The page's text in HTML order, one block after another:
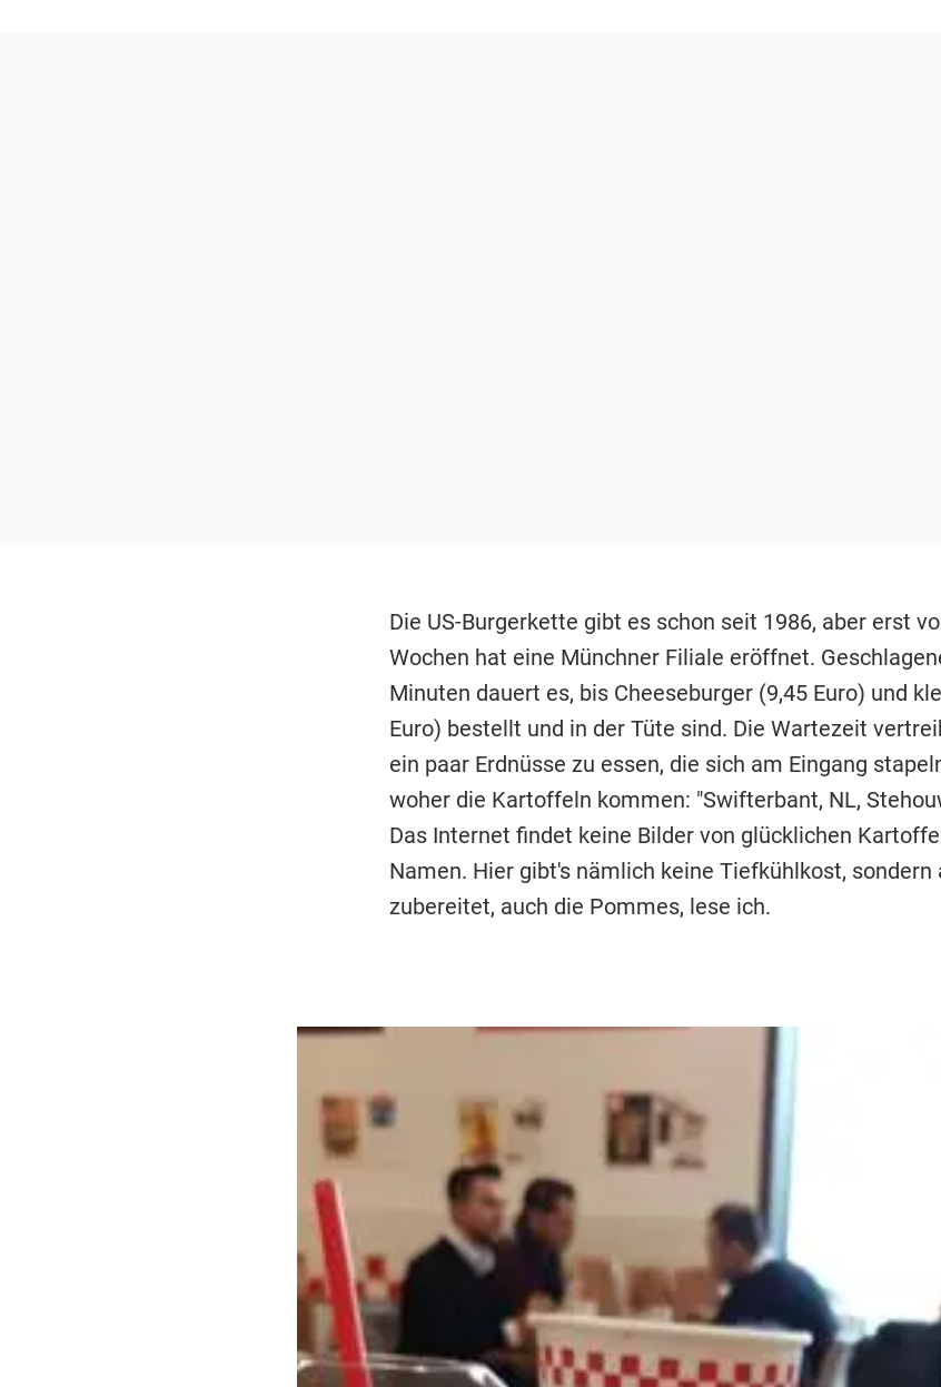
Die US-Burgerkette gibt es schon seit 1986, aber erst
Wochen hat eine Münchner Filiale eröffnet.
Minuten dauert es, bis Cheeseburger (9,45 Euro) und
Euro) bestellt und in der Tüte sind. Die Wartezeit
ein paar Erdnüsse zu essen, die sich am Eingang
woher die Kartoffeln kommen: "Swifterbant, NL,
Das Internet findet keine Bilder von glücklichen
Namen. Hier gibt's nämlich keine Tiefkühlkost,
zubereitet, auch die Pommes, lese ich.